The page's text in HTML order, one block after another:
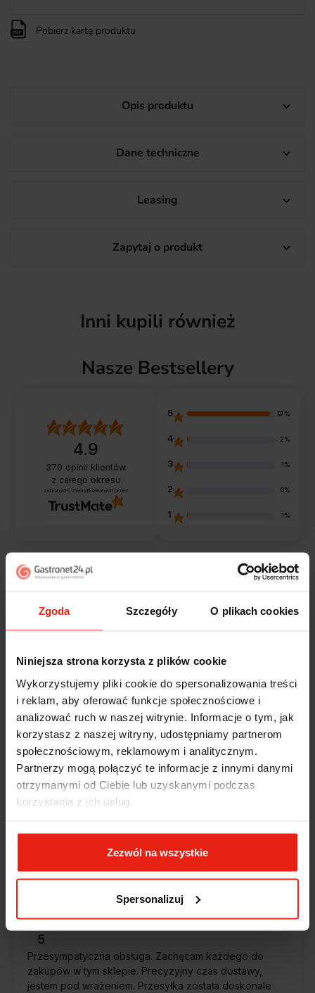
Zgoda Szczegóły O plikach cookies
Niniejsza strona korzysta z plików cookie
Wykorzystujemy pliki cookie do spersonalizowania treści
i reklam, aby oferować funkcje społecznościowe i
analizować ruch w naszej witrynie. Informacje o tym, jak
korzystasz z naszej witryny, udostępniamy partnerom
społecznościowym, reklamowym i analitycznym.
Partnerzy mogą połączyć te informacje z innymi danymi
otrzymanymi od Ciebie lub uzyskanymi podczas
korzystania z ich usług.
Zezwól na wszystkie
Spersonalizuj
Pobierz kartę produktu
Opis produktu 
Dane techniczne 
Leasing 
Zapytaj o produkt 
Inni kupili również
Nasze Bestsellery
4.9
370 opinii klientów
z całego okresu
zebranych i zweryfikowanych przez
5 97%
4 2%
3 1%
2 0%
1 1%
Jak zbieramy opinie?
Magdalena zweryfikowano
5
Ekspresowa realizacja zamówienia. Towar zgodny z
oczekiwaniami. Sprzedawca profesjonalny i godny
polecenia 👍️👍️👍️👍️👍️👍️👍️
w tym tygodniu
Piotr
5
zabezpieczone. Bardzo kulturalna obsługa, krótkie
terminy realizacji. 👍️
Stefan zweryfikowano
5
Przesympatyczna obsługa. Zachęcam każdego do
zakupów w tym sklepie. Precyzyjny czas dostawy,
jestem pod wrażeniem. Przesyłka została doskonale